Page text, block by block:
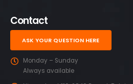
Contact
ASK YOUR QUESTION HERE
Monday – Sunday
Always available